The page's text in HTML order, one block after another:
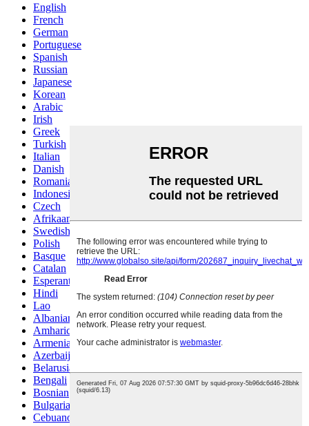
English
French
German
Portuguese
Spanish
Russian
Japanese
Korean
Arabic
Irish
Greek
Turkish
Italian
Danish
Romanian
Indonesian
Czech
Afrikaans
Swedish
Polish
Basque
Catalan
Esperanto
Hindi
Lao
Albanian
Amharic
Armenian
Azerbaijani
Belarusian
Bengali
Bosnian
Bulgarian
Cebuano